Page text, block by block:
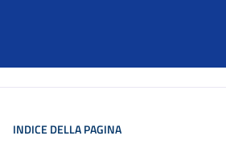
INDICE DELLA PAGINA